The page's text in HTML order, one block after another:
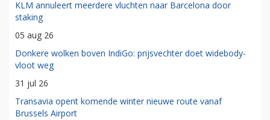
KLM annuleert meerdere vluchten naar Barcelona door
staking
05 aug 26
Donkere wolken boven IndiGo: prijsvechter doet widebody-
vloot weg
31 jul 26
Transavia opent komende winter nieuwe route vanaf
Brussels Airport